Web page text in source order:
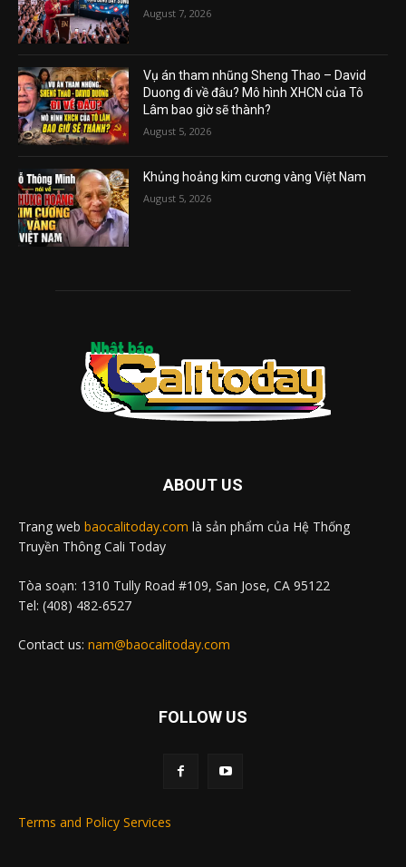
August 7, 2026
Vụ án tham nhũng Sheng Thao – David
Duong đi về đâu? Mô hình XHCN của Tô
Lâm bao giờ sẽ thành?
August 5, 2026
Khủng hoảng kim cương vàng Việt Nam
August 5, 2026
ABOUT US
Trang web baocalitoday.com là sản phẩm của Hệ Thống
Truyền Thông Cali Today
Tòa soạn: 1310 Tully Road #109, San Jose, CA 95122
Tel: (408) 482-6527
Contact us: nam@baocalitoday.com
FOLLOW US
Terms and Policy Services